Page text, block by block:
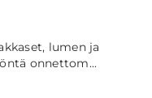
lumen ja
onnettom...